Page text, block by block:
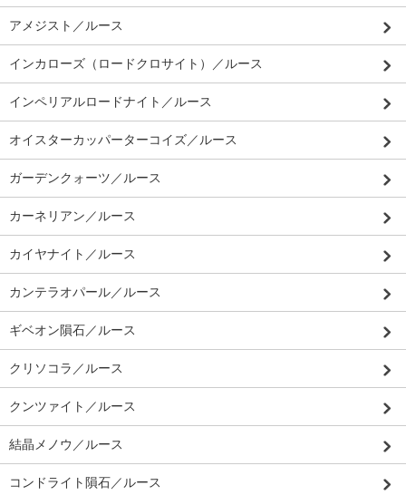
アメジスト／ルース
インカローズ（ロードクロサイト）／ルース
インペリアルロードナイト／ルース
オイスターカッパーターコイズ／ルース
ガーデンクォーツ／ルース
カーネリアン／ルース
カイヤナイト／ルース
カンテラオパール／ルース
ギベオン隕石／ルース
クリソコラ／ルース
クンツァイト／ルース
結晶メノウ／ルース
コンドライト隕石／ルース